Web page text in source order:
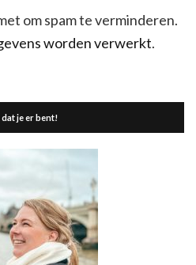
om spam te verminderen.
worden verwerkt.
dat je er bent!